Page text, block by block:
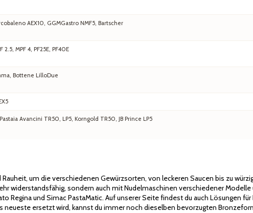
AEX10, GGMGastro NMF5, Bartscher
2.5, MPF 4, PF25E, PF40E
Bottene LilloDue
Avancini TR50, LP5, Korngold TR50, JB Prince LP5
um die verschiedenen Gewürzsorten, von leckeren Saucen bis zu
widerstandsfähig, sondern auch mit Nudelmaschinen verschiedener
Regina und Simac PastaMatic. Auf unserer Seite findest du auch Lösungen
neueste ersetzt wird, kannst du immer noch dieselben bevorzugten